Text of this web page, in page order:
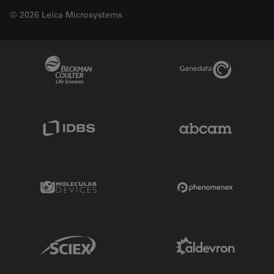
© 2026 Leica Microsystems
Genedata Link
Molecular Devices Link
Sciex Link